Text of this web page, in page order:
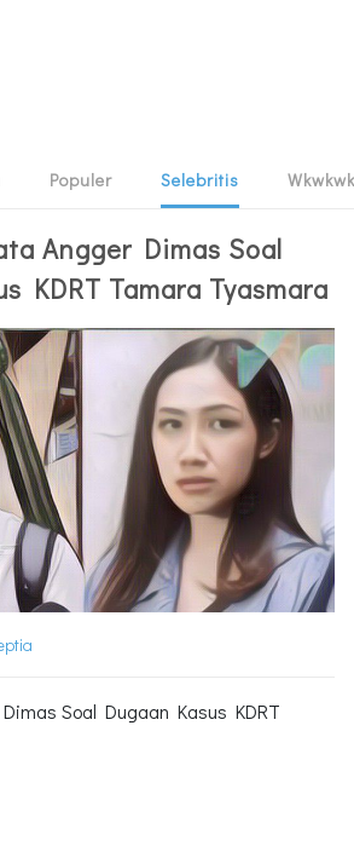
Populer Selebritis Wkwkwk
Angger Dimas Soal
KDRT Tamara Tyasmara
Soal Dugaan Kasus KDRT